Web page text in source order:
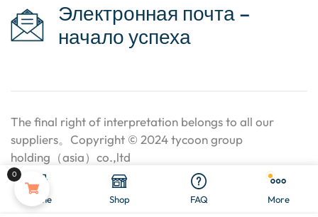
Home Shop FAQ More
Электронная почта –
начало успеха
The final right of interpretation belongs to all our
suppliers。Copyright © 2024 tycoon group
holding（asia）co.,ltd
0